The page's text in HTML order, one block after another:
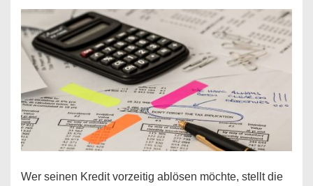
Mit
diesen
Regeln!
Wer seinen Kredit vorzeitig ablösen möchte, stellt die